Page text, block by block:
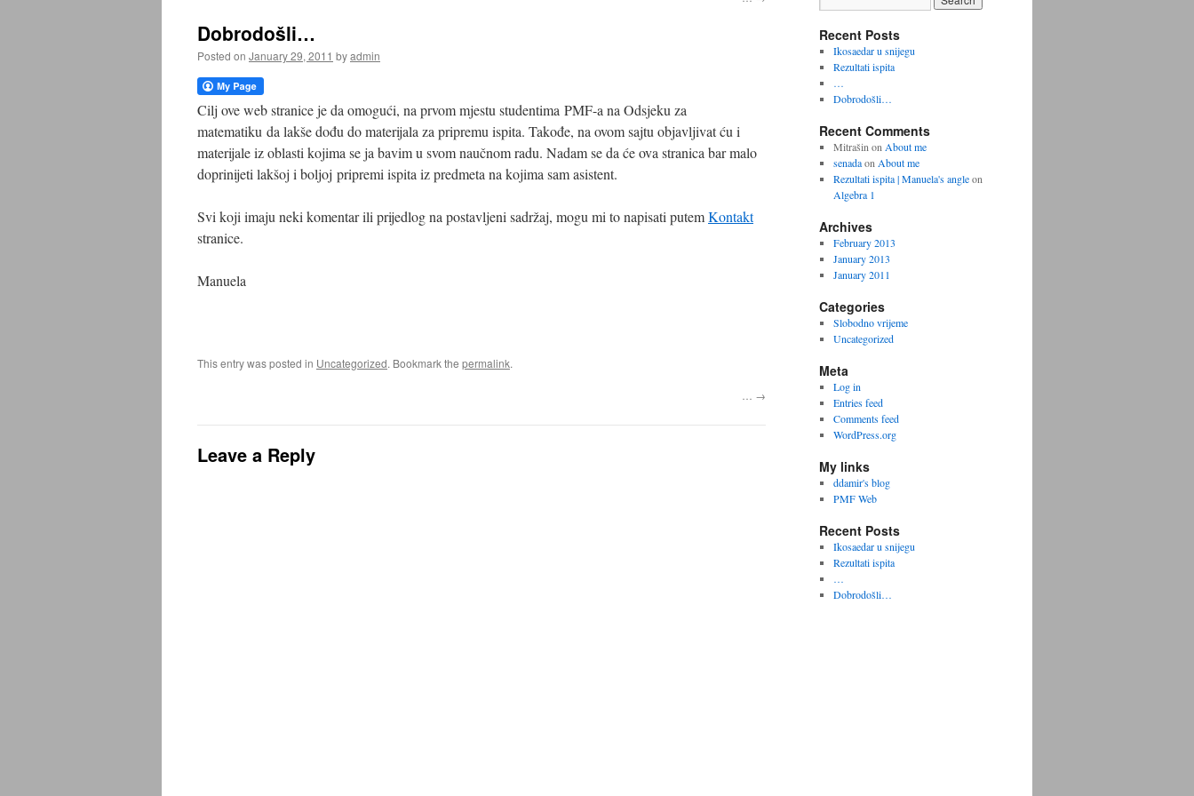
Dobrodošli…
Posted on January 29, 2011 byadmin
Cilj ove web stranice je da omogući, na prvom mjestu studentima PMF-a na Odsjeku za
matematiku da lakše dođu do materijala za pripremu ispita. Takođe, na ovom sajtu objavljivat ću i
materijale iz oblasti kojima se ja bavim u svom naučnom radu. Nadam se da će ova stranica bar malo
doprinijeti lakšoj i boljoj pripremi ispita iz predmeta na kojima sam asistent.
Svi koji imaju neki komentar ili prijedlog na postavljeni sadržaj, mogu mi to napisati putemKontakt
stranice.
Manuela
This entry was posted in Uncategorized. Bookmark the permalink.
→
Leave a Reply
Recent Posts
Ikosaedar u snijegu
Rezultati ispita
…
Dobrodošli…
Recent Comments
Mitrašin on About me
senadaon About me
Rezultati ispita | Manuela's angleon
Algebra 1
Archives
February 2013
January 2013
January 2011
Categories
Slobodno vrijeme
Uncategorized
Meta
Log in
Entries feed
Comments feed
WordPress.org
My links
ddamir's blog
PMF Web
Recent Posts
Ikosaedar u snijegu
Rezultati ispita
…
Dobrodošli…